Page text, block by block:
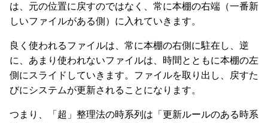
は、元の位置に戻すのではなく、常に本棚の右端（一番新
しいファイルがある側）に入れていきます。
良く使われるファイルは、常に本棚の右側に駐在し、逆
に、あまり使われないファイルは、時間とともに本棚の左
側にスライドしていきます。ファイルを取り出し、戻すた
びにシステムが更新されることになります。
つまり、「超」整理法の時系列は「更新ルールのある時系